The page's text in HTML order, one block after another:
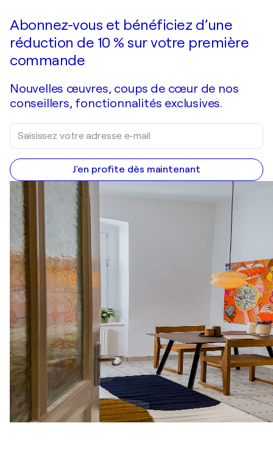
Je passe commande
Abonnez-vous et bénéficiez d’une
réduction de 10 % sur votre première
commande
Nouvelles œuvres, coups de cœur de nos
conseillers, fonctionnalités exclusives.
J'en profite dès maintenant